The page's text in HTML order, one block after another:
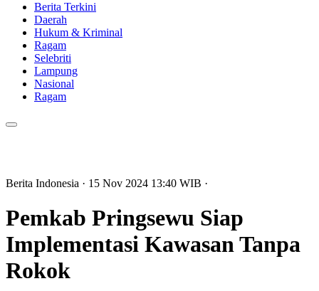
Berita Terkini
Daerah
Hukum & Kriminal
Ragam
Selebriti
Lampung
Nasional
Ragam
Berita Indonesia · 15 Nov 2024 13:40 WIB ·
Pemkab Pringsewu Siap
Implementasi Kawasan Tanpa
Rokok